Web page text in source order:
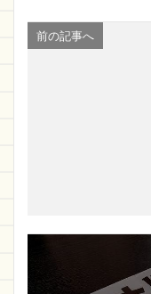
前の記事へ